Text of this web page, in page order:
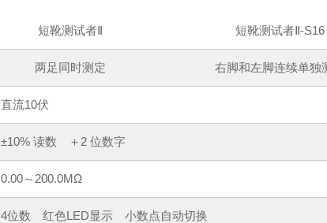
短靴测试者Ⅱ 短靴测试者Ⅱ-S16
两足同时测定 右脚和左脚连续单独
直流10伏
±10% 读数 ＋2 位数字
0.00～200.0MΩ
4位数 红色LED显示 小数点自动切换